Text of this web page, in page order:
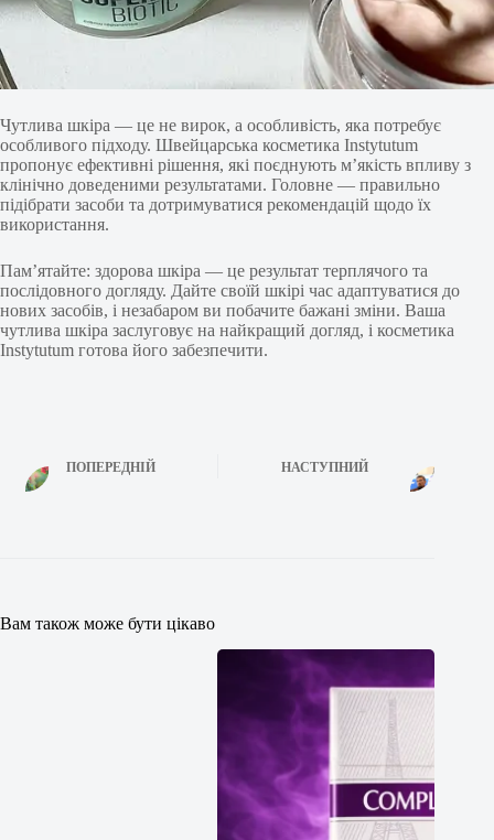
Чутлива шкіра — це не вирок, а особливість, яка потребує
особливого підходу. Швейцарська косметика Instytutum
пропонує ефективні рішення, які поєднують м’якість впливу з
клінічно доведеними результатами. Головне — правильно
підібрати засоби та дотримуватися рекомендацій щодо їх
використання.
Пам’ятайте: здорова шкіра — це результат терплячого та
послідовного догляду. Дайте своїй шкірі час адаптуватися до
нових засобів, і незабаром ви побачите бажані зміни. Ваша
чутлива шкіра заслуговує на найкращий догляд, і косметика
Instytutum готова його забезпечити.
ПОПЕРЕДНІЙ НАСТУПНИЙ
Вам також може бути цікаво